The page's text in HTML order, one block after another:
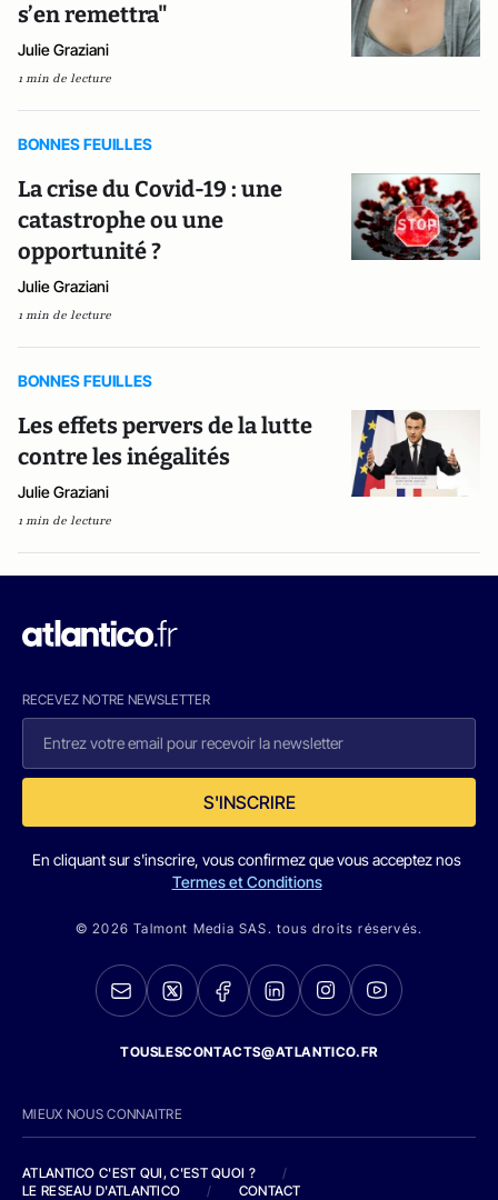
s’en remettra"
Julie Graziani
1 min de lecture
BONNES FEUILLES
La crise du Covid-19 : une
catastrophe ou une
opportunité ?
Julie Graziani
1 min de lecture
BONNES FEUILLES
Les effets pervers de la lutte
contre les inégalités
Julie Graziani
1 min de lecture
RECEVEZ NOTRE NEWSLETTER
S'INSCRIRE
En cliquant sur s'inscrire, vous confirmez que vous acceptez nos
Termes et Conditions
© 2026 Talmont Media SAS. tous droits réservés.
TOUSLESCONTACTS@ATLANTICO.FR
MIEUX NOUS CONNAITRE
ATLANTICO C'EST QUI, C'EST QUOI ?
/
LE RESEAU D'ATLANTICO
/ CONTACT